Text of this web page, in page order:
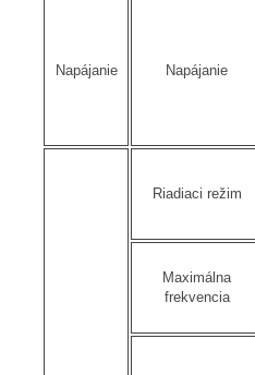
Napájanie Napájanie
Riadiaci režim
Maximálna
frekvencia